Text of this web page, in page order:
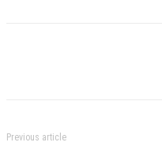
Previous article